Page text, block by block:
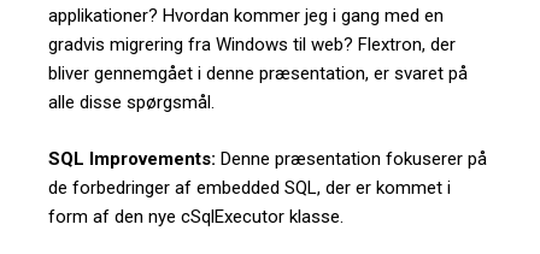
applikationer? Hvordan kommer jeg i gang med en
gradvis migrering fra Windows til web? Flextron, der
bliver gennemgået i denne præsentation, er svaret på
alle disse spørgsmål.
SQL Improvements: Denne præsentation fokuserer på
de forbedringer af embedded SQL, der er kommet i
form af den nye cSqlExecutor klasse.